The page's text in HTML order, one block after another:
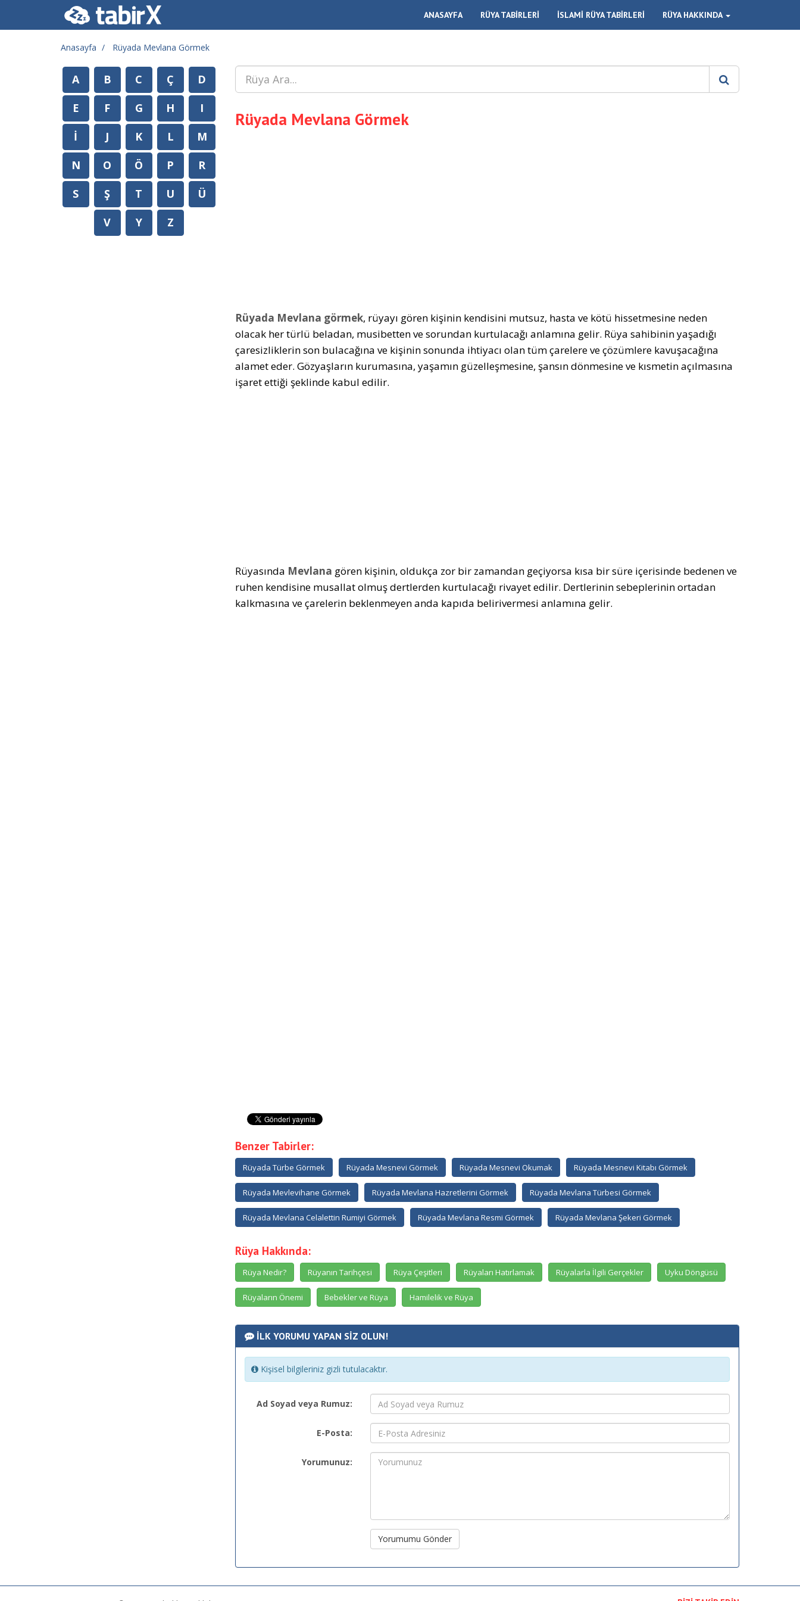
ANASAYFA RÜYA TABİRLERİ İSLAMİ RÜYA TABİRLERİ RÜYA HAKKINDA
Anasayfa Rüyada Mevlana Görmek
Rüyada Mevlana Görmek
Rüyada Mevlana görmek, rüyayı gören kişinin kendisini mutsuz, hasta ve kötü hissetmesine neden
olacak her türlü beladan, musibetten ve sorundan kurtulacağı anlamına gelir. Rüya sahibinin yaşadığı
çaresizliklerin son bulacağına ve kişinin sonunda ihtiyacı olan tüm çarelere ve çözümlere kavuşacağına
alamet eder. Gözyaşların kurumasına, yaşamın güzelleşmesine, şansın dönmesine ve kısmetin açılmasına
işaret ettiği şeklinde kabul edilir.
Rüyasında Mevlana gören kişinin, oldukça zor bir zamandan geçiyorsa kısa bir süre içerisinde bedenen ve
ruhen kendisine musallat olmuş dertlerden kurtulacağı rivayet edilir. Dertlerinin sebeplerinin ortadan
kalkmasına ve çarelerin beklenmeyen anda kapıda belirivermesi anlamına gelir.
Benzer Tabirler:
Rüyada Türbe Görmek Rüyada Mesnevi Görmek Rüyada Mesnevi Okumak Rüyada Mesnevi Kitabı Görmek
Rüyada Mevlevihane Görmek Rüyada Mevlana Hazretlerini Görmek Rüyada Mevlana Türbesi Görmek
Rüyada Mevlana Celalettin Rumiyi Görmek Rüyada Mevlana Resmi Görmek Rüyada Mevlana Şekeri Görmek
Rüya Hakkında:
Rüya Nedir? Rüyanın Tarihçesi Rüya Çeşitleri Rüyaları Hatırlamak Rüyalarla İlgili Gerçekler Uyku Döngüsü
Rüyaların Önemi Bebekler ve Rüya Hamilelik ve Rüya
İLK YORUMU YAPAN SİZ OLUN!
Kişisel bilgileriniz gizli tutulacaktır.
Ad Soyad veya Rumuz:
E-Posta:
Yorumunuz:
Yorumumu Gönder
A B C Ç
D
E
F G H
I
İ
J K L
M
N
O Ö P
R
S
Ş T U
Ü
V
Y Z